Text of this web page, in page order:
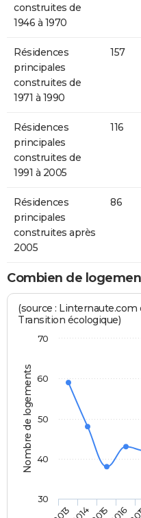
construites de
1946 à 1970
Résidences
principales
construites de
1971 à 1990
157
Résidences
principales
construites de
1991 à 2005
116
Résidences
principales
construites après
2005
86
Combien de
Nombre de logements
(source :
Transition écologique)
30
40
50
60
70